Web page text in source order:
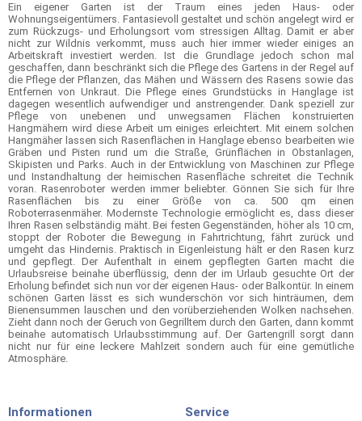
Ein eigener Garten ist der Traum eines jeden Haus- oder
Wohnungseigentümers. Fantasievoll gestaltet und schön angelegt wird er
zum Rückzugs- und Erholungsort vom stressigen Alltag. Damit er aber
nicht zur Wildnis verkommt, muss auch hier immer wieder einiges an
Arbeitskraft investiert werden. Ist die Grundlage jedoch schon mal
geschaffen, dann beschränkt sich die Pflege des Gartens in der Regel auf
die Pflege der Pflanzen, das Mähen und Wässern des Rasens sowie das
Entfernen von Unkraut. Die Pflege eines Grundstücks in Hanglage ist
dagegen wesentlich aufwendiger und anstrengender. Dank speziell zur
Pflege von unebenen und unwegsamen Flächen konstruierten
Hangmähern wird diese Arbeit um einiges erleichtert. Mit einem solchen
Hangmäher lassen sich Rasenflächen in Hanglage ebenso bearbeiten wie
Gräben und Pisten rund um die Straße, Grünflächen in Obstanlagen,
Skipisten und Parks. Auch in der Entwicklung von Maschinen zur Pflege
und Instandhaltung der heimischen Rasenfläche schreitet die Technik
voran. Rasenroboter werden immer beliebter. Gönnen Sie sich für Ihre
Rasenflächen bis zu einer Größe von ca. 500 qm einen
Roboterrasenmäher. Modernste Technologie ermöglicht es, dass dieser
Ihren Rasen selbständig mäht. Bei festen Gegenständen, höher als 10 cm,
stoppt der Roboter die Bewegung in Fahrtrichtung, fährt zurück und
umgeht das Hindernis. Praktisch in Eigenleistung hält er den Rasen kurz
und gepflegt. Der Aufenthalt in einem gepflegten Garten macht die
Urlaubsreise beinahe überflüssig, denn der im Urlaub gesuchte Ort der
Erholung befindet sich nun vor der eigenen Haus- oder Balkontür. In einem
schönen Garten lässt es sich wunderschön vor sich hinträumen, dem
Bienensummen lauschen und den vorüberziehenden Wolken nachsehen.
Zieht dann noch der Geruch von Gegrilltem durch den Garten, dann kommt
beinahe automatisch Urlaubsstimmung auf. Der Gartengrill sorgt dann
nicht nur für eine leckere Mahlzeit sondern auch für eine gemütliche
Atmosphäre.
Informationen Service